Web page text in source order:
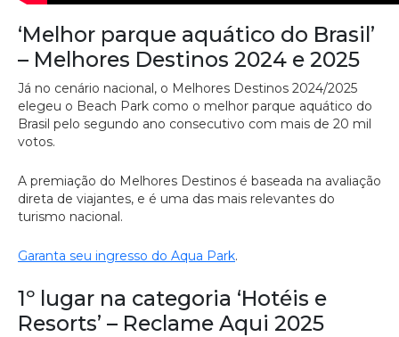
‘Melhor parque aquático do Brasil’
– Melhores Destinos 2024 e 2025
Já no cenário nacional, o Melhores Destinos 2024/2025
elegeu o Beach Park como o melhor parque aquático do
Brasil pelo segundo ano consecutivo com mais de 20 mil
votos.
A premiação do Melhores Destinos é baseada na avaliação
direta de viajantes, e é uma das mais relevantes do
turismo nacional.
Garanta seu ingresso do Aqua Park.
1º lugar na categoria ‘Hotéis e
Resorts’ – Reclame Aqui 2025